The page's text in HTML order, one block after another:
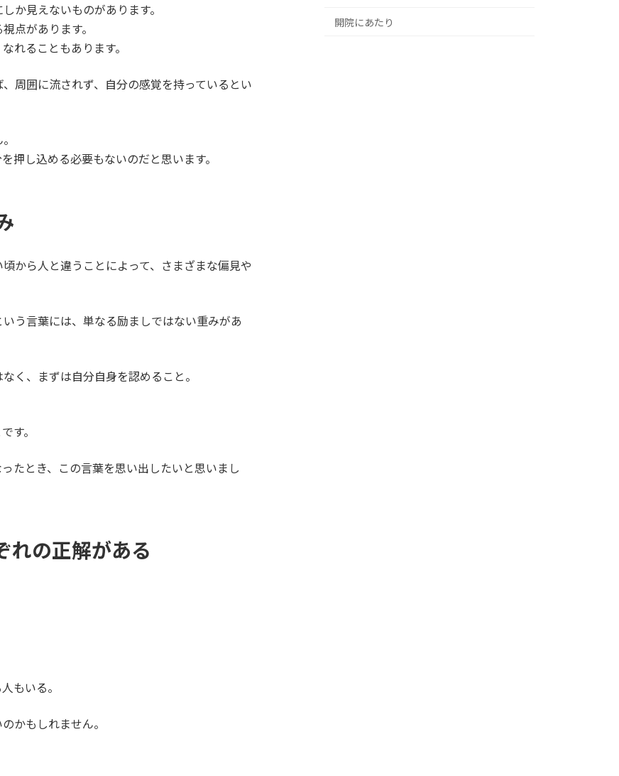
か見えないものがあります。
点があります。
れることもあります。
周囲に流されず、自分の感覚を持っているとい
押し込める必要もないのだと思います。
から人と違うことによって、さまざまな偏見や
う言葉には、単なる励ましではない重みがあ
く、まずは自分自身を認めること。
す。
たとき、この言葉を思い出したいと思いまし
れの正解がある
もいる。
かもしれません。
開院にあたり